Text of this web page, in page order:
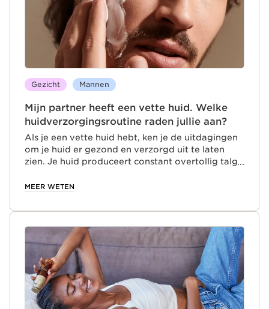
Gezicht Mannen
Mijn partner heeft een vette huid. Welke
huidverzorgingsroutine raden jullie aan?
Als je een vette huid hebt, ken je de uitdagingen
om je huid er gezond en verzorgd uit te laten
zien. Je huid produceert constant overtollig talg,
glimmende uitstraling. Maar geen zorgen, wij
met huidverzorgingsproducten samengesteld en
speciaal voor mannen met een vette huid.
MEER WETEN